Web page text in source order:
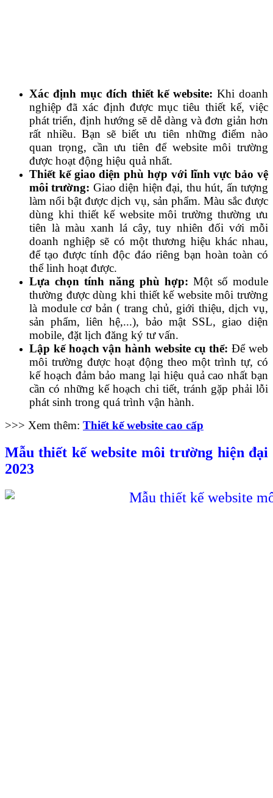
Xác định mục đích thiết kế website: Khi doanh
nghiệp đã xác định được mục tiêu thiết kế, việc
phát triển, định hướng sẽ dễ dàng và đơn giản hơn
rất nhiều. Bạn sẽ biết ưu tiên những điểm nào
quan trọng, cần ưu tiên để website môi trường
được hoạt động hiệu quả nhất.
Thiết kế giao diện phù hợp với lĩnh vực bảo vệ
môi trường: Giao diện hiện đại, thu hút, ấn tượng
làm nổi bật được dịch vụ, sản phẩm. Màu sắc được
dùng khi thiết kế website môi trường thường ưu
tiên là màu xanh lá cây, tuy nhiên đối với mỗi
doanh nghiệp sẽ có một thương hiệu khác nhau,
để tạo được tính độc đáo riêng bạn hoàn toàn có
thể linh hoạt được.
Lựa chọn tính năng phù hợp: Một số module
thường được dùng khi thiết kế website môi trường
là module cơ bản ( trang chủ, giới thiệu, dịch vụ,
sản phẩm, liên hệ,...), bảo mật SSL, giao diện
mobile, đặt lịch đăng ký tư vấn.
Lập kế hoạch vận hành website cụ thể:Để web
môi trường được hoạt động theo một trình tự, có
kế hoạch đảm bảo mang lại hiệu quả cao nhất bạn
cần có những kế hoạch chi tiết, tránh gặp phải lỗi
phát sinh trong quá trình vận hành.
>>> Xem thêm: Thiết kế website cao cấp
Mẫu thiết kế website môi trường hiện đại
2023